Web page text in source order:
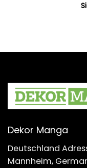
Dekor Manga
Deutschland
Mannheim,